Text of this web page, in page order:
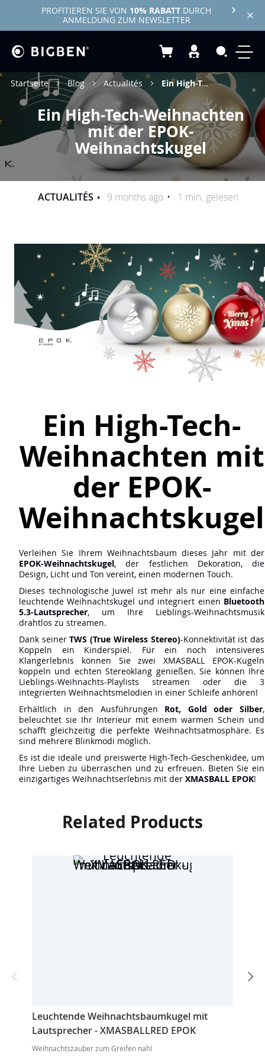
PROFITIEREN SIE VON 10% RABATT DURCH
ANMELDUNG ZUM NEWSLETTER
Search
Mein Warenkorb
Startseite Blog Actualités Ein High-Tech-Weihnachten mit der EPOK-Weihnachtskugel
Ein High-Tech-Weihnachten
mit der EPOK-
Weihnachtskugel
ACTUALITÉS 9 months ago 1 min. gelesen
Ein High-Tech-
Weihnachten mit
der EPOK-
Weihnachtskugel
Verleihen Sie Ihrem Weihnachtsbaum dieses Jahr mit der
EPOK-Weihnachtskugel, der festlichen Dekoration, die
Design, Licht und Ton vereint, einen modernen Touch.
Dieses technologische Juwel ist mehr als nur eine einfache
leuchtende Weihnachtskugel und integriert einen Bluetooth
5.3-Lautsprecher, um Ihre Lieblings-Weihnachtsmusik
drahtlos zu streamen.
Dank seinerTWS (True Wireless Stereo)-Konnektivität ist das
Koppeln ein Kinderspiel. Für ein noch intensiveres
Klangerlebnis können Sie zwei XMASBALL EPOK-Kugeln
koppeln und echten Stereoklang genießen. Sie können Ihre
Lieblings-Weihnachts-Playlists streamen oder die 3
integrierten Weihnachtsmelodien in einer Schleife anhören!
Erhältlich in den Ausführungen Rot, Gold oder Silber,
beleuchtet sie Ihr Interieur mit einem warmen Schein und
schafft gleichzeitig die perfekte Weihnachtsatmosphäre. Es
sind mehrere Blinkmodi möglich.
Es ist die ideale und preiswerte High-Tech-Geschenkidee, um
Ihre Lieben zu überraschen und zu erfreuen. Bieten Sie ein
einzigartiges Weihnachtserlebnis mit der XMASBALL EPOK!
Related Products
Leuchtende Weihnachtsbaumkugel mit
Lautsprecher - XMASBALLRED EPOK
Weihnachtszauber zum Greifen nah!